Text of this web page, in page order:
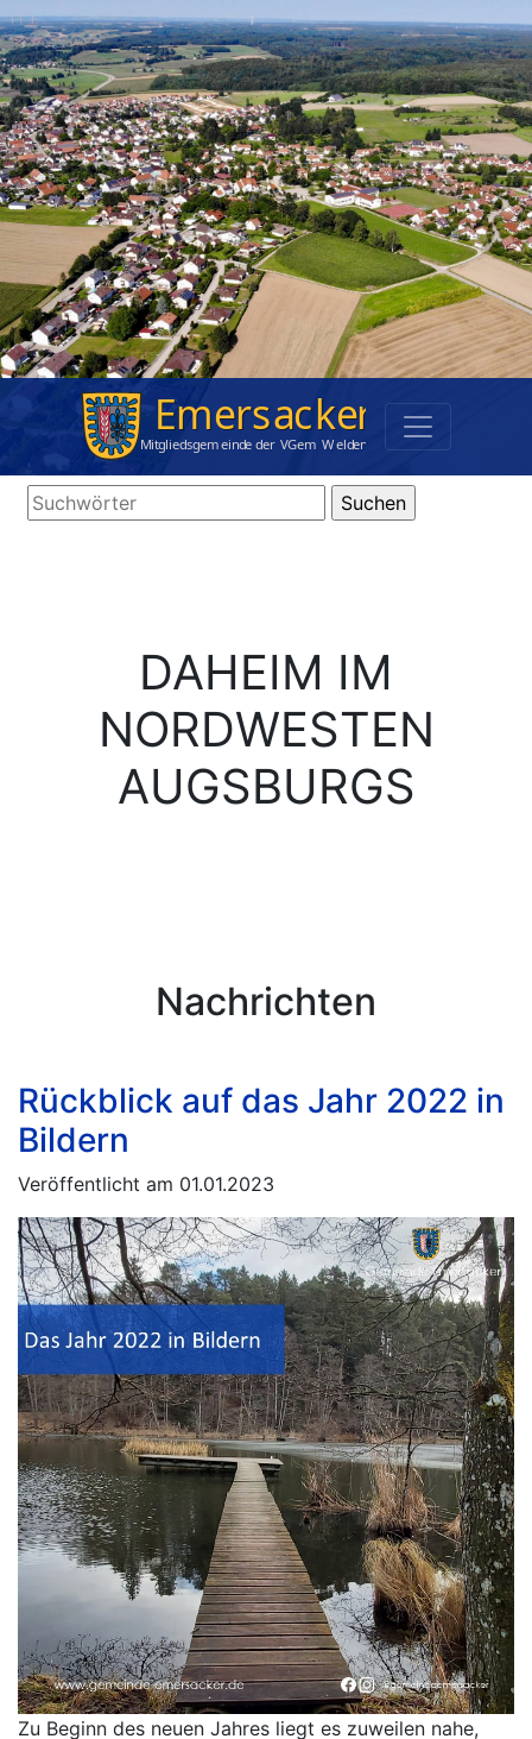
DAHEIM IM
NORDWESTEN
AUGSBURGS
Nachrichten
Rückblick auf das Jahr 2022 in
Bildern
Veröffentlicht am 01.01.2023
Zu Beginn des neuen Jahres liegt es zuweilen nahe,